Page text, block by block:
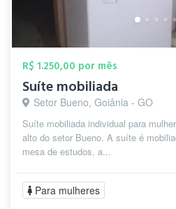
R$ 1.250,00 por mês
Suíte mobiliada
Setor Bueno, Goiânia - GO
Suíte mobiliada individual para
alto do setor Bueno. A suíte é
mesa de estudos, a...
Para mulheres